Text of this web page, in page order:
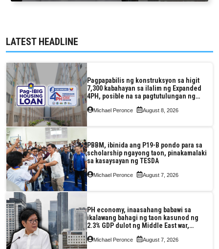
LATEST HEADLINE
Pagpapabilis ng konstruksyon sa higit
7,300 kabahayan sa ilalim ng Expanded
4PH, posible na sa pagtutulungan ng
Pag-IBIG at P.A. Alvarez
Michael Peronce August 8, 2026
PBBM, ibinida ang P19-B pondo para sa
scholarship ngayong taon, pinakamalaki
sa kasaysayan ng TESDA
Michael Peronce August 7, 2026
PH economy, inaasahang babawi sa
ikalawang bahagi ng taon kasunod ng
2.3% GDP dulot ng Middle East war,
pagkaantala ng public construction
Michael Peronce August 7, 2026